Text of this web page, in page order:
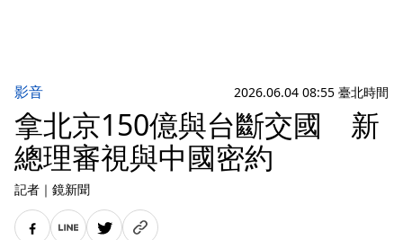
影音 2026.06.04 08:55 臺北時間
拿北京150億與台斷交國 新
總理審視與中國密約
記者 ｜ 鏡新聞